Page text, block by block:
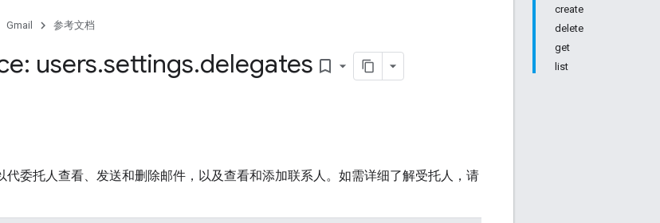
create
delete
get
list
Gmail 参考文档
users.settings.delegates bookmark_border
代委托人查看、发送和删除邮件，以及查看和添加联系人。如需详细了解受托人，请